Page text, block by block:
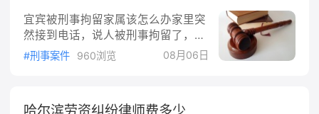
按《律师服务收费管理办法》第五条
规定，律师服务收费实行政府指导价
和市场调节价。目前合同纠纷大多走
宜宾被刑事拘留家属该怎么办家里突
然接到电话，说人被刑事拘留了，家
属往往六神无主。这篇文章把家属最
#刑事案件 960浏览 08月06日
哈尔滨劳资纠纷律师费多少